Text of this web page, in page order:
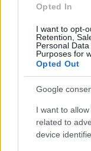
Opted In
I want to opt-
Retention,
Personal
Purposes for
Opted Out
Google
I want to
related to
device
ευθύνη του
ποιον λόγο
Νίκου
τίποτα για το
ποιος το
δυνατόν η ίδια
χρησιμοποιεί».